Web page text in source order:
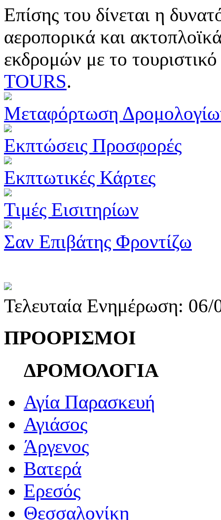
Επίσης του δίνεται η
αεροπορικά και
εκδρομών με το
TOURS.
Μεταφόρτωση
Εκπτώσεις Προσφορές
Εκπτωτικές Κάρτες
Τιμές Εισιτηρίων
Σαν Επιβάτης Φροντίζω
Τελευταία Ενημέρωση:
ΠΡΟΟΡΙΣΜΟΙ
ΔΡΟΜΟΛΟΓΙΑ
Αγία Παρασκευή
Αγιάσος
Άργενος
Βατερά
Ερεσός
Θεσσαλονίκη